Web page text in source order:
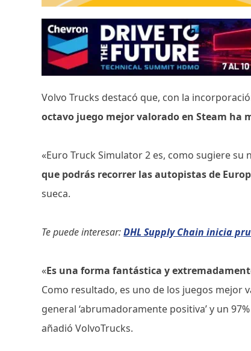
Volvo Trucks destacó que, con la
octavo juego mejor valorado en Steam ha
«Euro Truck Simulator 2 es, como sugiere su
que podrás recorrer las autopistas de
sueca.
Te puede interesar:DHL Supply Chain inicia
«Es una forma fantástica y
Como resultado, es uno de los juegos mejor
general ‘abrumadoramente positiva’ y un
añadió VolvoTrucks.